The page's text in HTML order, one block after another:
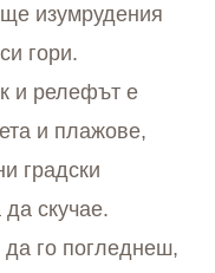
изумрудения
гори.
и релефът е
и плажове,
градски
скучае.
да го погледнеш,